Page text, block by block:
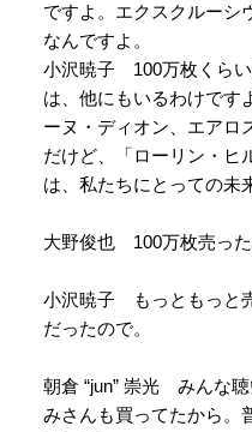
ですよ。エクスクルーシ
なんですよ。
小沢暁子 100万枚くらい
は、他にもいるわけです
ーヌ・ディオン、エアロ
だけど、「ローリン・ヒ
は、私たちにとっての未
大野俊也 100万枚売っ
小沢暁子 もっともっと
だったので。
朝倉 “jun” 崇光 みんな
みさんも買ってたから。